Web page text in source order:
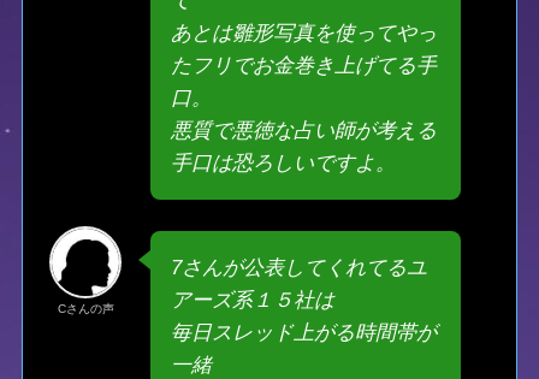
あとは雛形写真を使ってやっ
たフリでお金巻き上げてる手
口。
悪質で悪徳な占い師が考える
手口は恐ろしいですよ。
Cさんの声
7さんが公表してくれてるユ
アーズ系１５社は
毎日スレッド上がる時間帯が
一緒